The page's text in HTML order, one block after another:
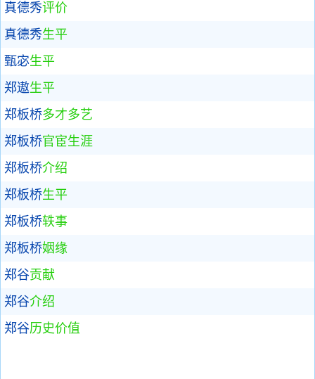
真德秀评价
真德秀生平
甄宓生平
郑遨生平
郑板桥多才多艺
郑板桥官宦生涯
郑板桥介绍
郑板桥生平
郑板桥轶事
郑板桥姻缘
郑谷贡献
郑谷介绍
郑谷历史价值